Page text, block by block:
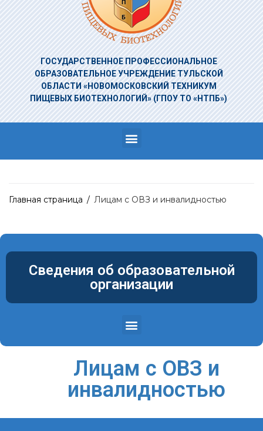
ГОСУДАРСТВЕННОЕ ПРОФЕССИОНАЛЬНОЕ
ОБРАЗОВАТЕЛЬНОЕ УЧРЕЖДЕНИЕТУЛЬСКОЙ
ОБЛАСТИ «НОВОМОСКОВСКИЙ ТЕХНИКУМ
ПИЩЕВЫХ БИОТЕХНОЛОГИЙ» (ГПОУ ТО «НТПБ»)
Главная страница / Лицам с ОВЗ и инвалидностью
Сведения об образовательной
организации
Лицам с ОВЗ и
инвалидностью